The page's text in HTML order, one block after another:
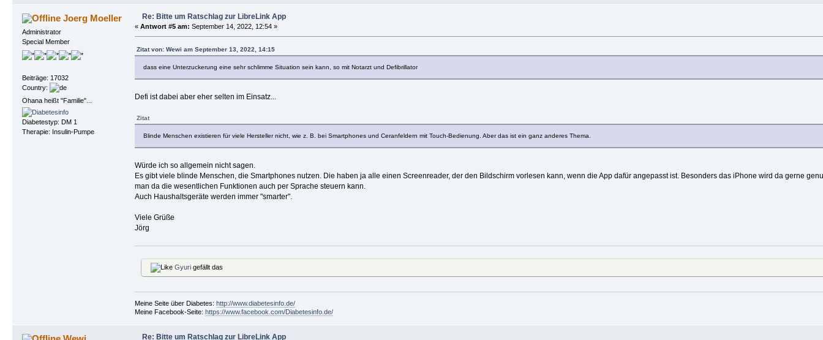
Joerg Moeller
Administrator
Special Member
Beiträge: 17032
Country:
Ohana heißt "Familie"...
Diabetestyp: DM 1
Therapie: Insulin-Pumpe
Re: Bitte um Ratschlag zur LibreLink App
« Antwort #5 am: September 14, 2022, 12:54 »
Zitat von: Wewi am September 13, 2022, 14:15
dass eine Unterzuckerung eine sehr schlimme Situation sein kann, so mit Notarzt und Defibrillator
Defi ist dabei aber eher selten im Einsatz...
Zitat
Blinde Menschen existieren für viele Hersteller nicht, wie z. B. bei Smartphones und Ceranfeldern mit Touch-Bedienung. Aber das ist ein ganz anderes Thema.
Würde ich so allgemein nicht sagen.
Es gibt viele blinde Menschen, die Smartphones nutzen. Die haben ja alle einen Screenreader, der den Bildschirm vorlesen kann, wenn die App dafür angepasst ist. Besonders das iPhone wird da gerne
man da die wesentlichen Funktionen auch per Sprache steuern kann.
Auch Haushaltsgeräte werden immer "smarter".
Viele Grüße
Jörg
Gyurigefällt das
Meine Seite über Diabetes: http://www.diabetesinfo.de/
Meine Facebook-Seite: https://www.facebook.com/Diabetesinfo.de/
Re: Bitte um Ratschlag zur LibreLink App